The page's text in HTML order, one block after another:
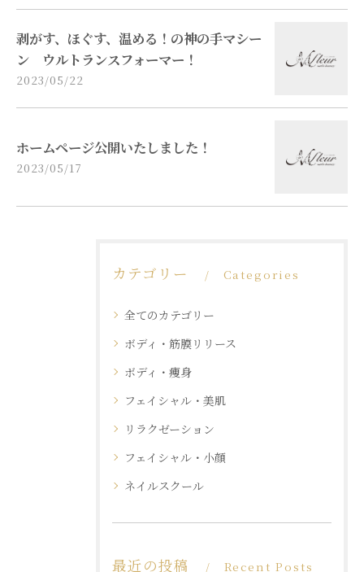
剥がす、ほぐす、温める！の神の手マシー
ン ウルトランスフォーマー！
2023/05/22
ホームページ公開いたしました！
2023/05/17
カテゴリー Categories
全てのカテゴリー
ボディ・筋膜リリース
ボディ・痩身
フェイシャル・美肌
リラクゼーション
フェイシャル・小顔
ネイルスクール
最近の投稿 Recent Posts